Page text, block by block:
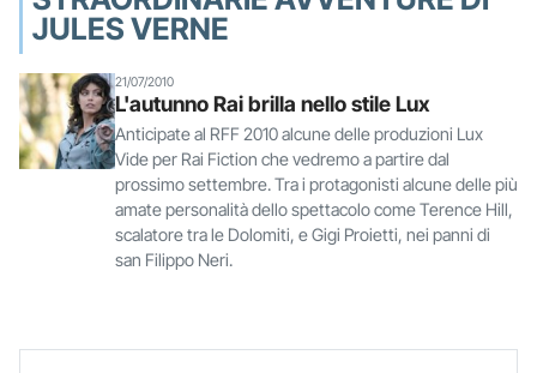
JULES VERNE
21/07/2010
L'autunno Rai brilla nello stile Lux
Anticipate al RFF 2010 alcune delle produzioni Lux
Vide per Rai Fiction che vedremo a partire dal
prossimo settembre. Tra i protagonisti alcune delle più
amate personalità dello spettacolo come Terence Hill,
scalatore tra le Dolomiti, e Gigi Proietti, nei panni di
san Filippo Neri.